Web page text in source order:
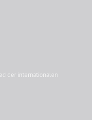
der internationalen